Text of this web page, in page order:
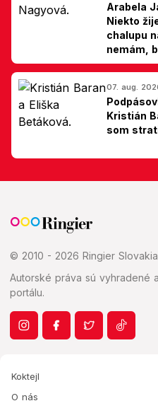
Arabela
Niekto
chalupu
nemám,
Slovákom
07. aug.
Kristián
som
© 2010 - 2026 Ringier Slovakia
Autorské práva sú vyhradené
portálu.
Koktejl
O nás